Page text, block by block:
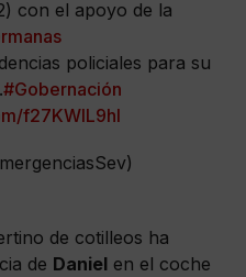
con el apoyo de la
policiales para su
#Gobernación
f27KWIL9hl
de cotilleos ha
de Daniel en el coche